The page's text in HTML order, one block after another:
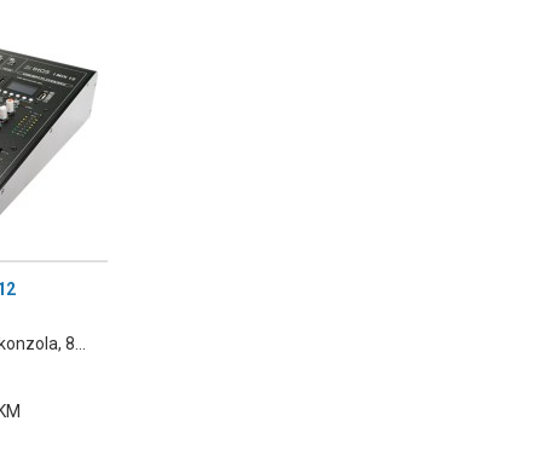
8...